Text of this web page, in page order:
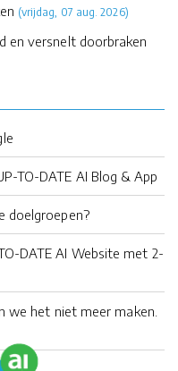
(vrijdag, 07 aug. 2026)
en versnelt doorbraken
TO-DATE AI Blog & App
doelgroepen?
DATE AI Website met 2-
we het niet meer maken.